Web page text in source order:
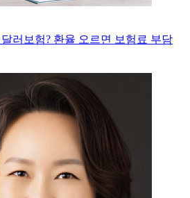
러보험? 환율 오르면 보험료 부담